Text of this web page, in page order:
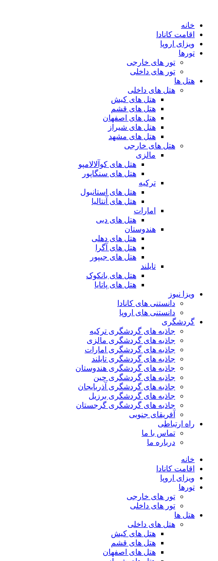
محتوا
خانه
اقامت کانادا
ویزای اروپا
تورها
تور های خارجی
تور های داخلی
هتل ها
هتل های داخلی
هتل های کیش
هتل های قشم
هتل های اصفهان
هتل های شیراز
هتل های مشهد
هتل های خارجی
مالزی
هتل های کوآلالامپو
هتل های سنگاپور
ترکیه
هتل های استانبول
هتل های آنتالیا
امارات
هتل های دبی
هندوستان
هتل های دهلی
هتل های آگرا
هتل های جیپور
تایلند
هتل های بانکوک
هتل های پاتایا
ویزا نیوز
دانستنی های کانادا
دانستنی های اروپا
گردشگری
جاذبه های گردشگری ترکیه
جاذبه های گردشگری مالزی
جاذبه های گردشگری امارات
جاذبه های گردشگری تایلند
جاذبه های گردشگری هندوستان
جاذبه های گردشگری چین
جاذبه های گردشگری آذربایجان
جاذبه های گردشگری برزیل
جاذبه های گردشگری گرجستان
آفریقای جنوبی
راه ارتباطی
تماس با ما
درباره ما
خانه
اقامت کانادا
ویزای اروپا
تورها
تور های خارجی
تور های داخلی
هتل ها
هتل های داخلی
هتل های کیش
هتل های قشم
هتل های اصفهان